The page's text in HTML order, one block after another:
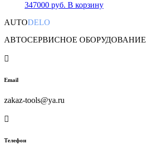
347000 руб. В корзину
AUTODELO
АВТОСЕРВИСНОЕ ОБОРУДОВАНИЕ

Email
zakaz-tools@ya.ru

Телефон